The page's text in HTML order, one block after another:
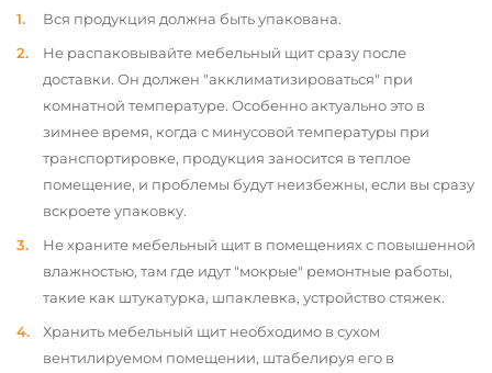
Вся продукция должна быть упакована.
Не распаковывайте мебельный щит сразу после
доставки. Он должен "акклиматизироваться" при
комнатной температуре. Особенно актуально это в
зимнее время, когда с минусовой температуры при
транспортировке, продукция заносится в теплое
помещение, и проблемы будут неизбежны, если вы сразу
вскроете упаковку.
Не храните мебельный щит в помещениях с повышенной
влажностью, там где идут "мокрые" ремонтные работы,
такие как штукатурка, шпаклевка, устройство стяжек.
Хранить мебельный щит необходимо в сухом
вентилируемом помещении, штабелируя его в